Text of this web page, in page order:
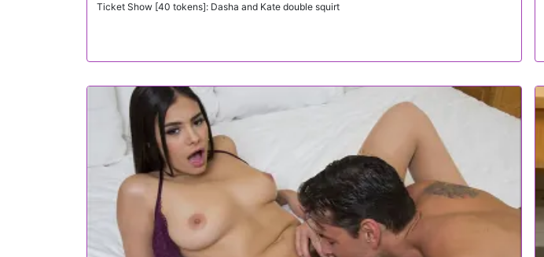
Ticket Show [40 tokens]: Dasha and Kate double squirt